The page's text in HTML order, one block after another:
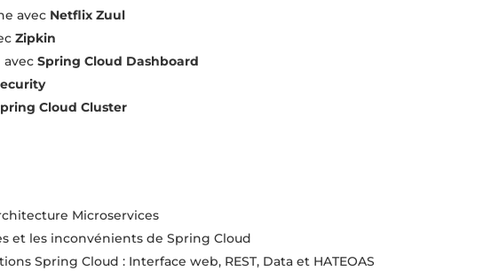
avec Netflix Zuul
Zipkin
avecSpring Cloud Dashboard
Cloud Cluster
Microservices
et les inconvénients de Spring Cloud
Spring Cloud : Interface web, REST, Data et HATEOAS